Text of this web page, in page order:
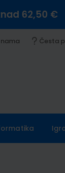
62,50 €
Česta